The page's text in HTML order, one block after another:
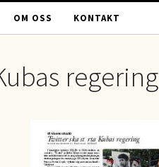
OM OSS KONTAKT
regering